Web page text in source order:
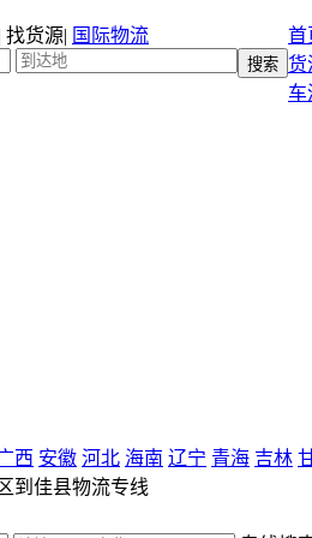
找货源| 国际物流
首
货
车
西 安徽 河北 海南 辽宁 青海 吉林
到佳县物流专线